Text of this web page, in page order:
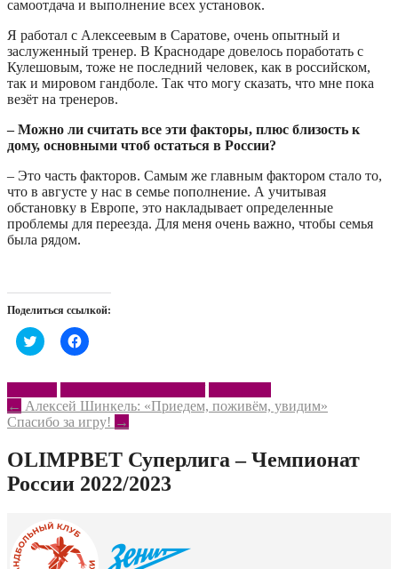
самоотдача и выполнение всех установок.
Я работал с Алексеевым в Саратове, очень опытный и
заслуженный тренер. В Краснодаре довелось поработать с
Кулешовым, тоже не последний человек, как в российском,
так и мировом гандболе. Так что могу сказать, что мне пока
везёт на тренеров.
– Можно ли считать все эти факторы, плюс близость к
дому, основными чтоб остаться в России?
– Это часть факторов. Самым же главным фактором стало то,
что в августе у нас в семье пополнение. А учитывая
обстановку в Европе, это накладывает определенные
проблемы для переезда. Для меня очень важно, чтобы семья
была рядом.
Поделиться ссылкой:
Нажмите,
чтобы
Twitter
(Открывается
в
новом
окне)
Нажмите,
чтобы
Facebook
(Открывается
в
новом
окне)
Post
navigation
← Алексей Шинкель: «Приедем, поживём, увидим»
Спасибо за игру! →
OLIMPBET Суперлига – Чемпионат
России 2022/2023